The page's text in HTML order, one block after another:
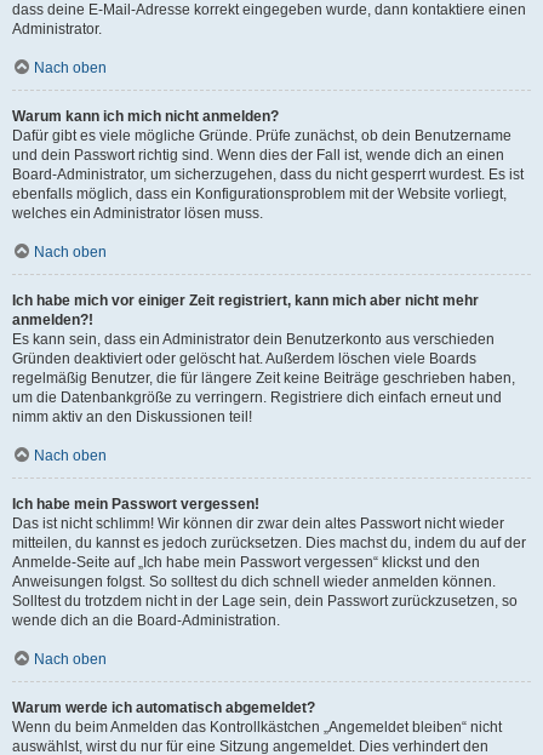
dass deine E-Mail-Adresse korrekt eingegeben wurde, dann kontaktiere einen
Administrator.
Nach oben
Warum kann ich mich nicht anmelden?
Dafür gibt es viele mögliche Gründe. Prüfe zunächst, ob dein Benutzername
und dein Passwort richtig sind. Wenn dies der Fall ist, wende dich an einen
Board-Administrator, um sicherzugehen, dass du nicht gesperrt wurdest. Es ist
ebenfalls möglich, dass ein Konfigurationsproblem mit der Website vorliegt,
welches ein Administrator lösen muss.
Nach oben
Ich habe mich vor einiger Zeit registriert, kann mich aber nicht mehr
anmelden?!
Es kann sein, dass ein Administrator dein Benutzerkonto aus verschieden
Gründen deaktiviert oder gelöscht hat. Außerdem löschen viele Boards
regelmäßig Benutzer, die für längere Zeit keine Beiträge geschrieben haben,
um die Datenbankgröße zu verringern. Registriere dich einfach erneut und
nimm aktiv an den Diskussionen teil!
Nach oben
Ich habe mein Passwort vergessen!
Das ist nicht schlimm! Wir können dir zwar dein altes Passwort nicht wieder
mitteilen, du kannst es jedoch zurücksetzen. Dies machst du, indem du auf der
Anmelde-Seite auf „Ich habe mein Passwort vergessen“ klickst und den
Anweisungen folgst. So solltest du dich schnell wieder anmelden können.
Solltest du trotzdem nicht in der Lage sein, dein Passwort zurückzusetzen, so
wende dich an die Board-Administration.
Nach oben
Warum werde ich automatisch abgemeldet?
Wenn du beim Anmelden das Kontrollkästchen „Angemeldet bleiben“ nicht
auswählst, wirst du nur für eine Sitzung angemeldet. Dies verhindert den